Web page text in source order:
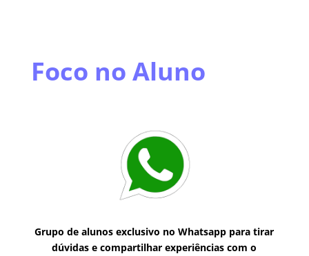
Foco no Aluno
Grupo de alunos exclusivo no Whatsapp para tirar
dúvidas e compartilhar experiências com o